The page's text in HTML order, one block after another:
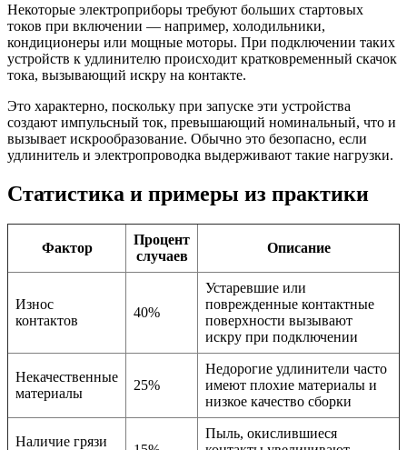
Некоторые электроприборы требуют больших стартовых
токов при включении — например, холодильники,
кондиционеры или мощные моторы. При подключении таких
устройств к удлинителю происходит кратковременный скачок
тока, вызывающий искру на контакте.
Это характерно, поскольку при запуске эти устройства
создают импульсный ток, превышающий номинальный, что и
вызывает искрообразование. Обычно это безопасно, если
удлинитель и электропроводка выдерживают такие нагрузки.
Статистика и примеры из практики
Фактор
Процент
случаев
Описание
Износ
контактов
40%
Устаревшие или
поврежденные контактные
поверхности вызывают
искру при подключении
Некачественные
материалы
25%
Недорогие удлинители часто
имеют плохие материалы и
низкое качество сборки
Наличие грязи
Пыль, окислившиеся